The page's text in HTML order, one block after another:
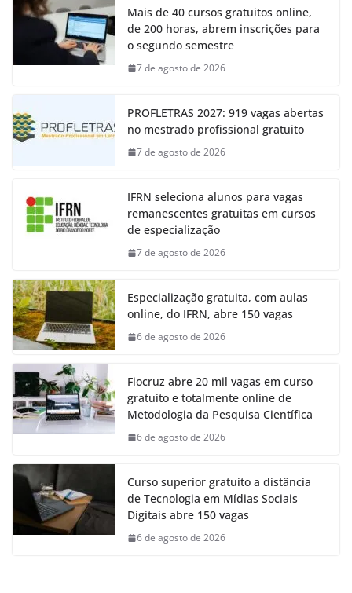
Mais de 40 cursos gratuitos online,
de 200 horas, abrem inscrições para
o segundo semestre
7 de agosto de 2026
PROFLETRAS 2027: 919 vagas abertas
no mestrado profissional gratuito
7 de agosto de 2026
IFRN seleciona alunos para vagas
remanescentes gratuitas em cursos
de especialização
7 de agosto de 2026
Especialização gratuita, com aulas
online, do IFRN, abre 150 vagas
6 de agosto de 2026
Fiocruz abre 20 mil vagas em curso
gratuito e totalmente online de
Metodologia da Pesquisa Científica
6 de agosto de 2026
Curso superior gratuito a distância
de Tecnologia em Mídias Sociais
Digitais abre 150 vagas
6 de agosto de 2026